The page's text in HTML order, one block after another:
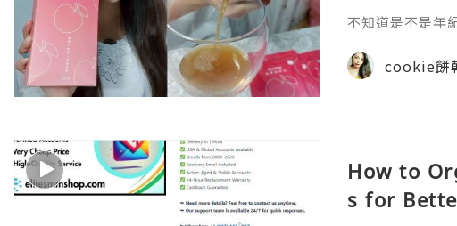
不知道是不是年
生活習慣多照顧
引我的就是它清
cookie餅
How to
s for